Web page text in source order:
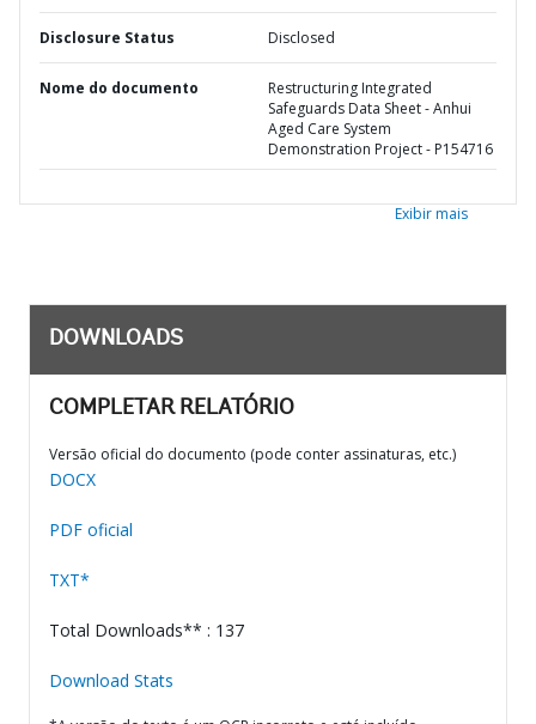
Disclosure Status Disclosed
Nome do documento
Restructuring Integrated
Safeguards Data Sheet - Anhui
Aged Care System
Demonstration Project - P154716
Exibir mais
DOWNLOADS
COMPLETAR RELATÓRIO
Versão oficial do documento (pode conter assinaturas, etc.)
DOCX
PDF oficial
TXT*
Total Downloads** : 137
Download Stats